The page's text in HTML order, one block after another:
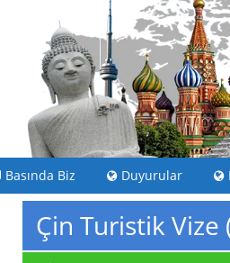
Basında Biz Duyurular
Çin Turistik